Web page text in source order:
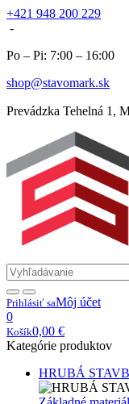
+421 948 200 229
-
Po – Pi: 7:00 – 16:00
shop@stavomark.sk
Prevádzka Tehelná 1,
Prihlásiť saMôj účet
0
Košík0,00 €
Kategórie produktov
HRUBÁ